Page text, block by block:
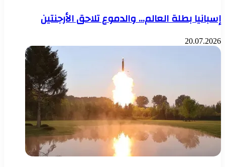
إسبانيا بطلة العالم… والدموع تلاحق الأرجنتين
20.07.2026